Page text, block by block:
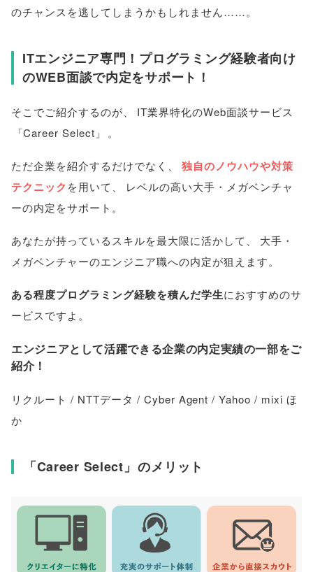
のチャンスを逃してしまうかもしれません……。
ITエンジニア専門！プログラミング経験者向け
のWEB面談で内定をサポート！
そこでご紹介するのが、
IT業界特化のWeb面談サービス
「Career Select 」 。
ただ企業を紹介するだけでなく 、
独自のノウハウや対策
テクニック を用いて 、
レベルの高い大手・メガベンチャ
ーの内定をサポート 。
あなたが持っているスキルを最大限に活かして 、
大手・
メガベンチャーのエンジニア職への内定が狙えます。
ある程度プログラミング経験を積んだ学生におすすめのサ
ービスですよ 。
エンジニアとして活躍できる企業の内定実績の一部をご
紹介！
リクルート / NTTデータ / Cyber Agent / Yahoo / mixi ほ
か
「Career Select 」 のメリット